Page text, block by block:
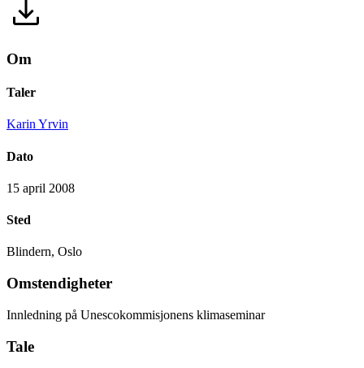
Om
Taler
Karin Yrvin
Dato
15 april 2008
Sted
Blindern, Oslo
Omstendigheter
Innledning på Unescokommisjonens klimaseminar
Tale